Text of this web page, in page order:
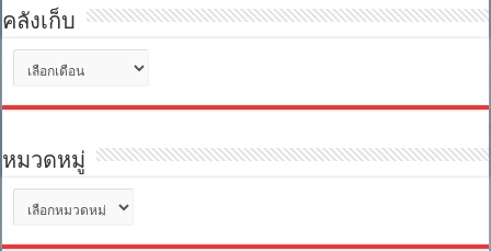
คลังเก็บ
เก็บ
หมวดหมู่
หมู่